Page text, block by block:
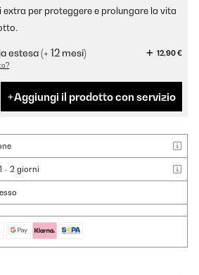
extra per proteggere e prolungare la vita
estesa (+ 12 mesi)
12,90 €
Aggiungi il prodotto con servizio
- 2 giorni